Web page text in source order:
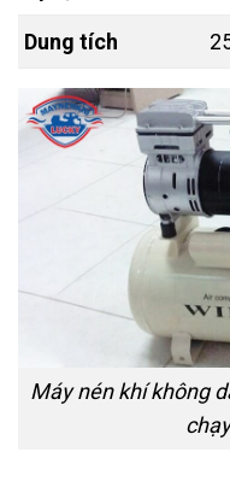
Dung tích
Máy nén khí không